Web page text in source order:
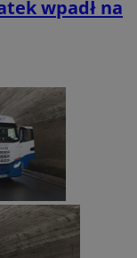
wpadł na